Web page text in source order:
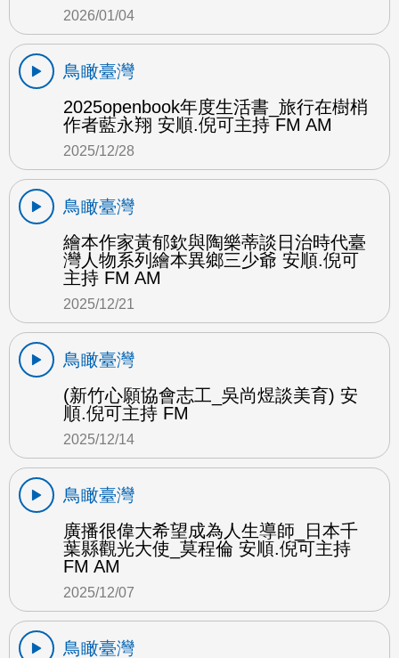
2026/01/04
鳥瞰臺灣
2025openbook年度生活書_旅行在樹梢
作者藍永翔 安順.倪可主持 FM AM
2025/12/28
鳥瞰臺灣
繪本作家黃郁欽與陶樂蒂談日治時代臺
灣人物系列繪本異鄉三少爺 安順.倪可
主持 FM AM
2025/12/21
鳥瞰臺灣
(新竹心願協會志工_吳尚煜談美育) 安
順.倪可主持 FM
2025/12/14
鳥瞰臺灣
廣播很偉大希望成為人生導師_日本千
葉縣觀光大使_莫程倫 安順.倪可主持
FM AM
2025/12/07
鳥瞰臺灣